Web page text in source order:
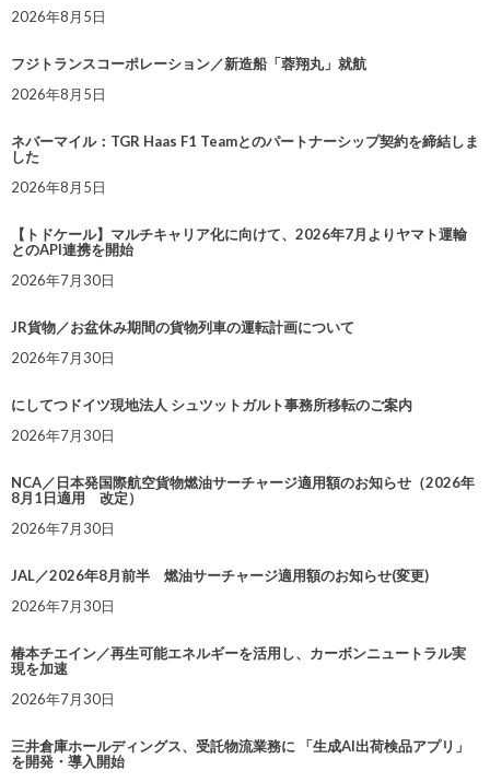
2026年8月5日
フジトランスコーポレーション／新造船「蓉翔丸」就航
2026年8月5日
ネバーマイル：TGR Haas F1 Teamとのパートナーシップ契約を締結しま
した
2026年8月5日
【トドケール】マルチキャリア化に向けて、2026年7月よりヤマト運輸
とのAPI連携を開始
2026年7月30日
JR貨物／お盆休み期間の貨物列車の運転計画について
2026年7月30日
にしてつドイツ現地法人 シュツットガルト事務所移転のご案内
2026年7月30日
NCA／日本発国際航空貨物燃油サーチャージ適用額のお知らせ（2026年
8月1日適用 改定）
2026年7月30日
JAL／2026年8月前半 燃油サーチャージ適用額のお知らせ(変更)
2026年7月30日
椿本チエイン／再生可能エネルギーを活用し、カーボンニュートラル実
現を加速
2026年7月30日
三井倉庫ホールディングス、受託物流業務に 「生成AI出荷検品アプリ」
を開発・導入開始